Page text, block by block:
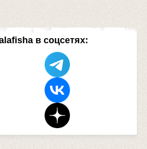
в соцсетях: